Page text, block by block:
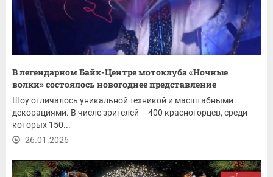
В легендарном Байк-Центре мотоклуба «Ночные
волки» состоялось новогоднее представление
Шоу отличалось уникальной техникой и масштабными
декорациями. В числе зрителей – 400 красногорцев, среди
которых 150...
26.01.2026